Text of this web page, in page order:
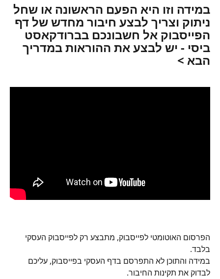
במידה וזו היא הפעם הראשונה או שחל
ניתוק וצריך לבצע חיבור מחדש של דף
הפייסבוק אל חשבונכם בברודקאסט
ביסי - יש לבצע את ההוראות במדריך
הבא >
הפרסום האוטומטי לפייסבוק, מתבצע רק לפייסבוק העסקי
בלבד.
במידה והתוכן לא התפרסם בדף העסקי בפייסבוק, עליכם
לבדוק את תקינות החיבור.